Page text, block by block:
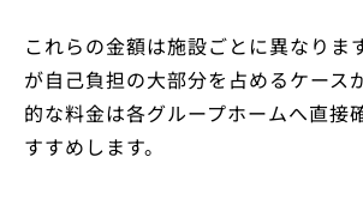
これらの金額は施設ごとに異なりま
が自己負担の大部分を占めるケース
的な料金は各グループホームへ直接
すすめします。